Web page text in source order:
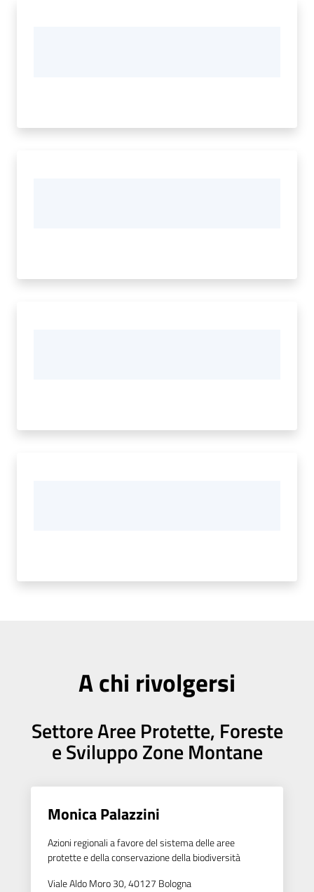
A chi rivolgersi
Settore Aree Protette, Foreste
e Sviluppo Zone Montane
Monica Palazzini
Azioni regionali a favore del sistema delle aree
protette e della conservazione della biodiversità
Viale Aldo Moro 30, 40127 Bologna